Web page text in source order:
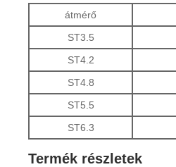
átmérő
ST3.5
ST4.2
ST4.8
ST5.5
ST6.3
Termék részletek